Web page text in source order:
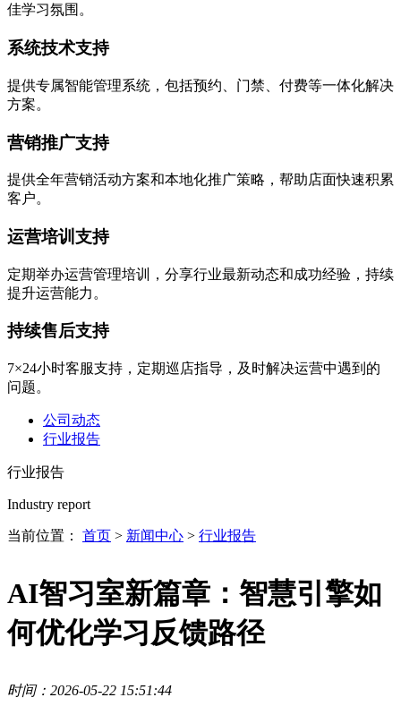
佳学习氛围。
系统技术支持
提供专属智能管理系统，包括预约、门禁、付费等一体化解决
方案。
营销推广支持
提供全年营销活动方案和本地化推广策略，帮助店面快速积累
客户。
运营培训支持
定期举办运营管理培训，分享行业最新动态和成功经验，持续
提升运营能力。
持续售后支持
7×24小时客服支持，定期巡店指导，及时解决运营中遇到的
问题。
公司动态
行业报告
行业报告
Industry report
当前位置： 首页 > 新闻中心 > 行业报告
AI智习室新篇章：智慧引擎如
何优化学习反馈路径
时间：2026-05-22 15:51:44